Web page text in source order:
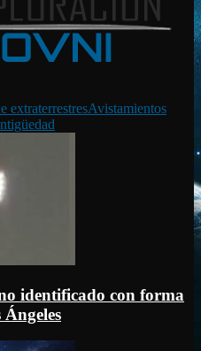
extraterrestresAvistamientos
identificado con forma
Ángeles